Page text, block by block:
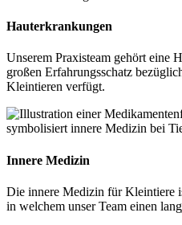
Hauterkrankungen
Unserem Praxisteam gehört eine
großen Erfahrungsschatz
Kleintieren verfügt.
Innere Medizin
Die innere Medizin für Kleintiere
in welchem unser Team einen